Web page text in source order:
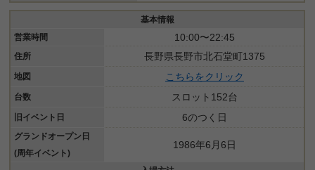
基本情報
営業時間
10:00〜22:45
住所 長野県長野市北石堂町1375
地図 こちらをクリック
台数 スロット152台
旧イベント日 6のつく日
グランドオープン日
(周年イベント)
1986年6月6日